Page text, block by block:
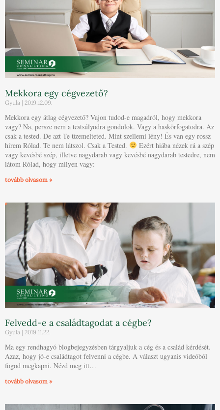
Mekkora egy cégvezető?
Gyula 2019.12.09.
Mekkora egy átlag cégvezető? Vajon tudod-e magadról, hogy mekkora
vagy? Na, persze nem a testsúlyodra gondolok. Vagy a haskörfogatodra. Az
csak a tested. De azt Te üzemelteted. Mint szellemi lény! És van egy rossz
hírem Rólad. Te nem látszol. Csak a Tested.
Ezért hiába nézek rá a szép
vagy kevésbé szép, illetve nagydarab vagy kevésbé nagydarab testedre, nem
látom Rólad, hogy milyen vagy:
tovább olvasom »
Felvedd-e a családtagodat a cégbe?
Gyula 2019.11.22.
Ma egy rendhagyó blogbejegyzésben tárgyaljuk a cég és a család kérdését.
Azaz, hogy jó-e családtagot felvenni a cégbe. A választ ugyanis videóból
fogod megkapni. Nézd meg itt…
tovább olvasom »